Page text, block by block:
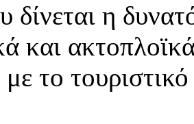
δίνεται η
και
το